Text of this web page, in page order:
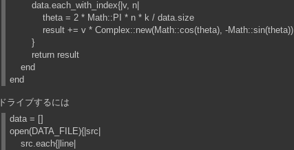
data.each_with_index{|v, n|
theta = 2 * Math::PI * n * k / data.size
result += v * Complex::new(Math::cos(theta), -Math::sin(theta))
}
return result
end
end
ドライブするには
data = []
open(DATA_FILE){|src|
src.each{|line|